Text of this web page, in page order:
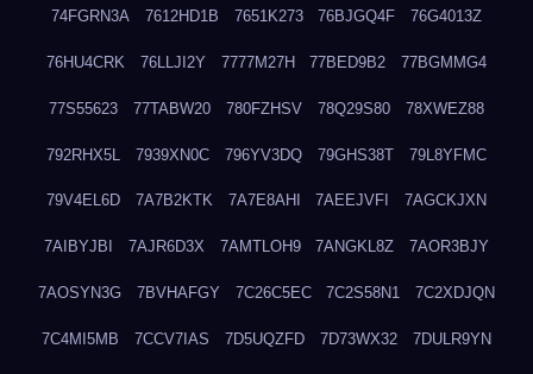
74FGRN3A 7612HD1B 7651K273 76BJGQ4F 76G4013Z
76HU4CRK 76LLJI2Y 7777M27H 77BED9B2 77BGMMG4
77S55623 77TABW20 780FZHSV 78Q29S80 78XWEZ88
792RHX5L 7939XN0C 796YV3DQ 79GHS38T 79L8YFMC
79V4EL6D 7A7B2KTK 7A7E8AHI 7AEEJVFI 7AGCKJXN
7AIBYJBI 7AJR6D3X 7AMTLOH9 7ANGKL8Z 7AOR3BJY
7AOSYN3G 7BVHAFGY 7C26C5EC 7C2S58N1 7C2XDJQN
7C4MI5MB 7CCV7IAS 7D5UQZFD 7D73WX32 7DULR9YN